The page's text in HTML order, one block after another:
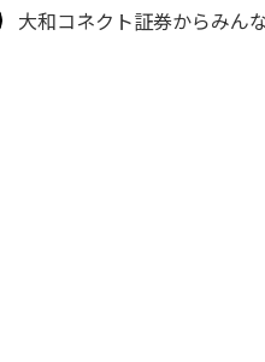
大和コネクト証券からみん